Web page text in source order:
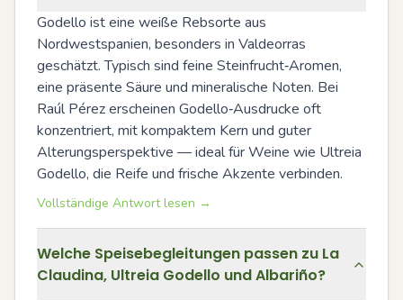
Godello ist eine weiße Rebsorte aus
Nordwestspanien, besonders in Valdeorras
geschätzt. Typisch sind feine Steinfrucht‑Aromen,
eine präsente Säure und mineralische Noten. Bei
Raúl Pérez erscheinen Godello‑Ausdrucke oft
konzentriert, mit kompaktem Kern und guter
Alterungsperspektive — ideal für Weine wie Ultreia
Godello, die Reife und frische Akzente verbinden.
Vollständige Antwort lesen →
Welche Speisebegleitungen passen zu La
Claudina, Ultreia Godello und Albariño?